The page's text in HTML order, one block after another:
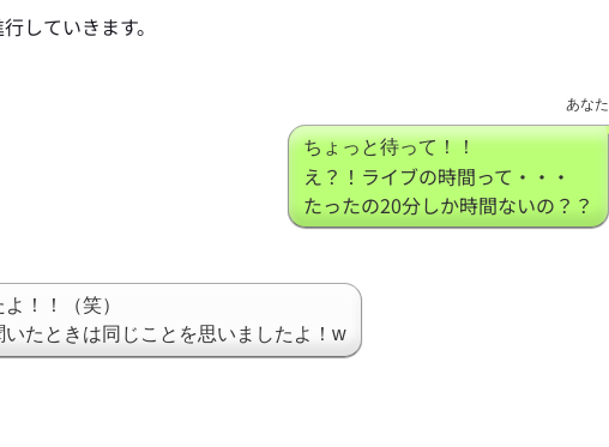
していきます。
あなた
ちょっと待って！！
え？！ライブの時間って・・・
たったの20分しか時間ないの？？
！！（笑）
いたときは同じことを思いましたよ！w